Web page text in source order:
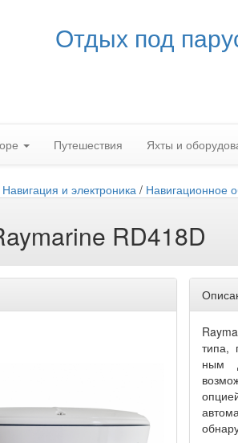
Отдых под
Путешествия Яхты и
Навигация и электроника / Навигационное
RD418D
типа,
ным